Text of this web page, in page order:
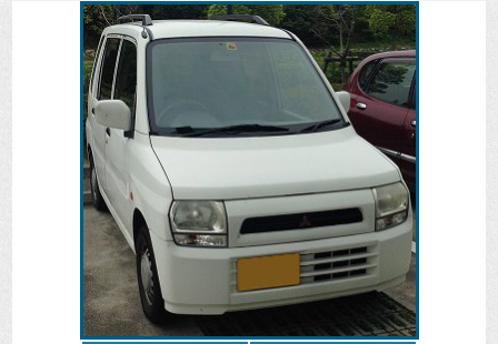
きを行いま
す。
査定いたしま
す。
質問
にお答えしま
買取った車の
実績データ